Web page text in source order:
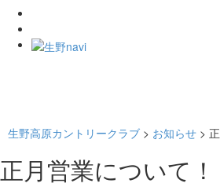
生野高原カントリークラブ > お知らせ >
正月営業について！